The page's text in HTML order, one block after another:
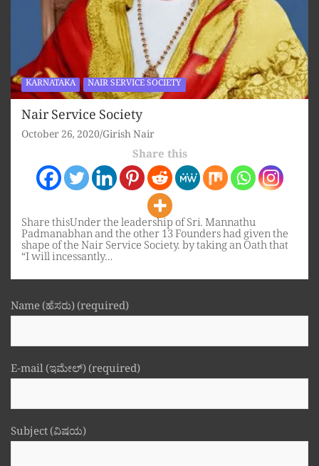
KARNATAKA NAIR SERVICE SOCIETY
Nair Service Society
October 26, 2020 Girish Nair
Share this
Share thisUnder the leadership of Sri. Mannathu
Padmanabhan and the other 13 Founders had given the
shape of the Nair Service Society. by taking an Oath that
“I will incessantly…
Name (ಹೆಸರು) (required)
E-mail (ಇಮೇಲ್) (required)
Subject (ವಿಷಯ)